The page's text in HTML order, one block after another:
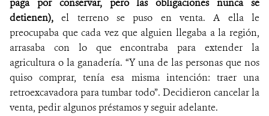
paga por conservar, pero las obligaciones nunca se
detienen), el terreno se puso en venta. A ella le
preocupaba que cada vez que alguien llegaba a la región,
arrasaba con lo que encontraba para extender la
agricultura o la ganadería. “Y una de las personas que nos
quiso comprar, tenía esa misma intención: traer una
retroexcavadora para tumbar todo”. Decidieron cancelar la
venta, pedir algunos préstamos y seguir adelante.